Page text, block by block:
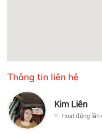
Thông tin liên hệ
Kim Liên
Hoạt động lần